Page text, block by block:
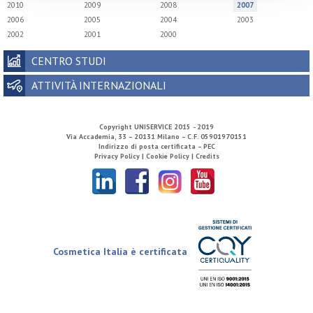
2010
2009 2008
2007
2006
2005 2004
2003
2002
2001 2000
CENTRO STUDI
ATTIVITÀ INTERNAZIONALI
Copyright UNISERVICE 2015 - 2019
Via Accademia, 33 – 20131 Milano – C.F. 05901970151
Indirizzo di posta certificata – PEC
Privacy Policy | Cookie Policy | Credits
Cosmetica Italia è certificata